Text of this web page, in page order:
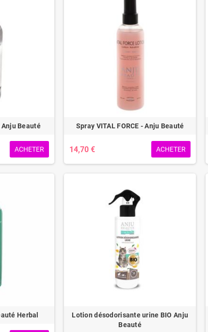
Anju Beauté
ACHETER
Spray VITAL FORCE - Anju Beauté
14,70 € ACHETER
Herbal
Lotion désodorisante urine BIO Anju
Beauté